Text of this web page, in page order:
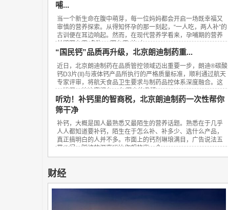
哺...
当一个新生命在腹中萌芽，每一位妈妈都会开启一场既幸福又
审慎的营养探索。从得知怀孕的那一刻起，“一人吃，两人补”的
古训便在耳边响起。然而，在现代营养学看来，孕哺期的营养
关键不在于“多吃”，而在于“补对”。...
“国民钙”品质再升级，北京朗迪制药重...
近日，北京朗迪制药在品质管控领域迈出重要一步，朗迪®碳酸
钙D3片(II)与液体钙产品所执行的严格质量标准，顺利通过航天
专家评审，将航天食品卫生要求与制药品控体系深度融合。这
一进展，让这家拥有23年历史的品牌...
听劝！补钙里的智商税，北京朗迪制药一次性帮你
筛干净
补钙，大概是国人最熟悉又最陌生的营养话题。熟悉在于几乎
人人都知道要补钙，陌生在于怎么补、补多少、选什么产品，
真正搞明白的人并不多。市面上的钙剂琳琅满目，广告说法五
花八门，踩坑的概率远比你想的高。今...
财经